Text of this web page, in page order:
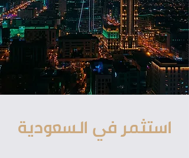
استثمر في السعودية